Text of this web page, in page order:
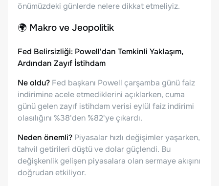
önümüzdeki günlerde nelere dikkat etmeliyiz.
🌍 Makro ve Jeopolitik
Fed Belirsizliği: Powell'dan Temkinli Yaklaşım,
Ardından Zayıf İstihdam
Ne oldu? Fed başkanı Powell çarşamba günü faiz
indirimine acele etmediklerini açıklarken, cuma
günü gelen zayıf istihdam verisi eylül faiz indirimi
olasılığını %38'den %82'ye çıkardı.
Neden önemli? Piyasalar hızlı değişimler yaşarken,
tahvil getirileri düştü ve dolar güçlendi. Bu
değişkenlik gelişen piyasalara olan sermaye akışını
doğrudan etkiliyor.